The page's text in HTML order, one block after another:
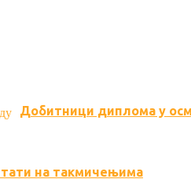
Добитници диплома у
на такмичењима